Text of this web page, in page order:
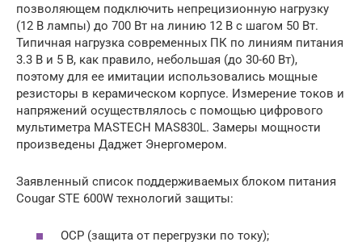
позволяющем подключить непрецизионную нагрузку
(12 В лампы) до 700 Вт на линию 12 В с шагом 50 Вт.
Типичная нагрузка современных ПК по линиям питания
3.3 В и 5 В, как правило, небольшая (до 30-60 Вт),
поэтому для ее имитации использовались мощные
резисторы в керамическом корпусе. Измерение токов и
напряжений осуществлялось с помощью цифрового
мультиметра MASTECH MAS830L. Замеры мощности
произведены Даджет Энергомером.
Заявленный список поддерживаемых блоком питания
Cougar STE 600W технологий защиты:
OCP (защита от перегрузки по току);